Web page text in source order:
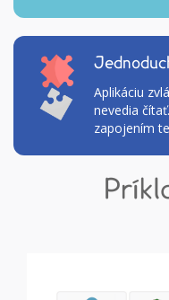
Aplikáciu
nevedia
zapojením